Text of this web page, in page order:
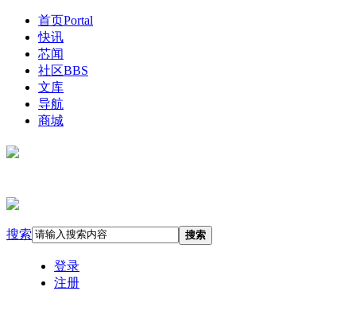
首页Portal
快讯
芯闻
社区BBS
文库
导航
商城
搜索 搜索
登录
注册